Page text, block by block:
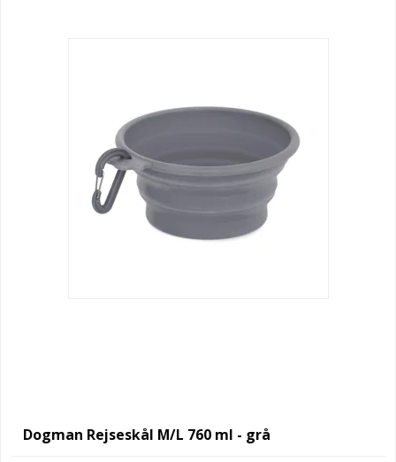
Dogman Rejseskål M/L 760 ml - grå